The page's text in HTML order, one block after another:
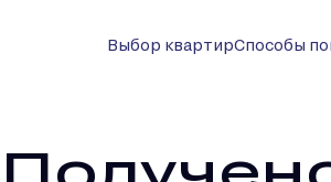
Выбор квартирСпособы